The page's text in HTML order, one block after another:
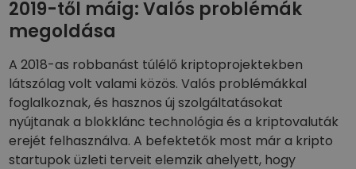
2019-től máig: Valós problémák
megoldása
A 2018-as robbanást túlélő kriptoprojektekben
látszólag volt valami közös. Valós problémákkal
foglalkoznak, és hasznos új szolgáltatásokat
nyújtanak a blokklánc technológia és a kriptovaluták
erejét felhasználva. A befektetők most már a kripto
startupok üzleti terveit elemzik ahelyett, hogy